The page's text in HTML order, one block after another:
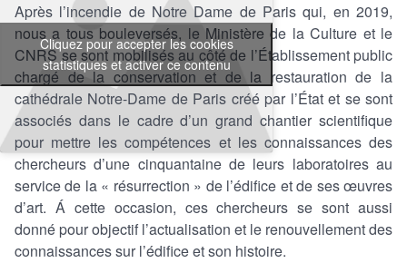
Cliquez pour accepter les cookies
statistiques et activer ce contenu
Après l’incendie de Notre Dame de Paris qui, en 2019,
nous a tous bouleversés, le Ministère de la Culture et le
CNRS se sont mobilisés au côté de l’Établissement public
chargé de la conservation et de la restauration de la
cathédrale Notre-Dame de Paris créé par l’État et se sont
associés dans le cadre d’un grand chantier scientifique
pour mettre les compétences et les connaissances des
chercheurs d’une cinquantaine de leurs laboratoires au
service de la « résurrection » de l’édifice et de ses œuvres
d’art. Á cette occasion, ces chercheurs se sont aussi
donné pour objectif l’actualisation et le renouvellement des
connaissances sur l’édifice et son histoire.